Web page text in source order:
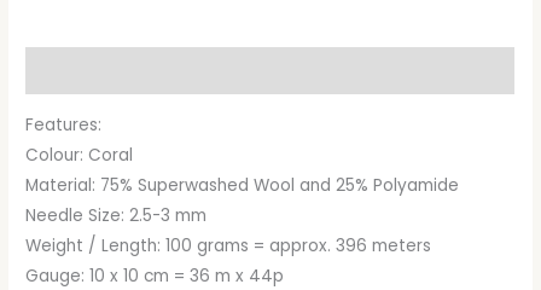
Features:
Colour: Coral
Material: 75% Superwashed Wool and 25% Polyamide
Needle Size: 2.5-3 mm
Weight / Length: 100 grams = approx. 396 meters
Gauge: 10 x 10 cm = 36 m x 44p